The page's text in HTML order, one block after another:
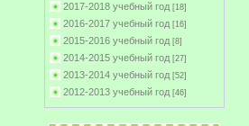
2017-2018 учебный год [18]
2016-2017 учебный год [16]
2015-2016 учебный год [8]
2014-2015 учебный год [27]
2013-2014 учебный год [52]
2012-2013 учебный год [46]